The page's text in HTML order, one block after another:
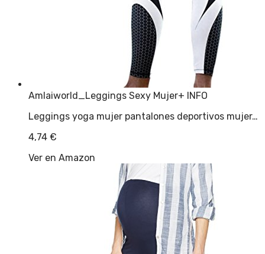
Amlaiworld_Leggings Sexy Mujer+ INFO
Leggings yoga mujer pantalones deportivos mujer…
4,74 €
Ver en Amazon